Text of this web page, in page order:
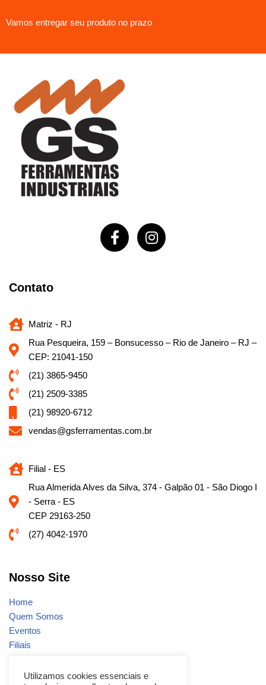
Vamos entregar seu produto no prazo
Contato
Matriz - RJ
Rua Pesqueira, 159 – Bonsucesso – Rio de Janeiro – RJ –
CEP: 21041-150
(21) 3865-9450
(21) 2509-3385
(21) 98920-6712
vendas@gsferramentas.com.br
Filial - ES
Rua Almerida Alves da Silva, 374 - Galpão 01 - São Diogo I
- Serra - ES
CEP 29163-250
(27) 4042-1970
Nosso Site
Home
Quem Somos
Eventos
Filiais
Fale conosco
Utilizamos cookies essenciais e